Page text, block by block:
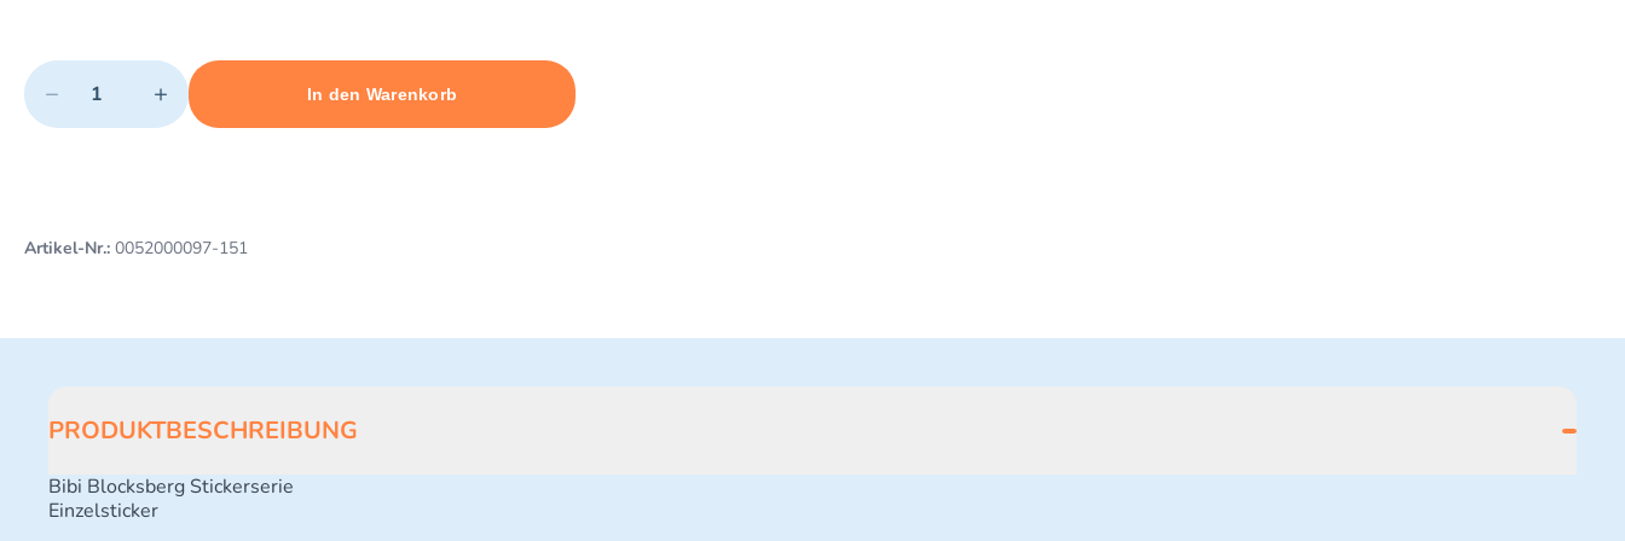
Quantity
− +
Minimum quantity: 1 Maximum quantity: 41
In den Warenkorb
Add 1 item to cart
Artikel-Nr.: 0052000097-151
PRODUKTBESCHREIBUNG
Bibi Blocksberg Stickerserie
Einzelsticker